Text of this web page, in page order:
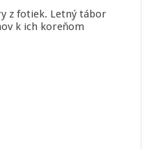
z fotiek. Letný tábor
k ich koreňom